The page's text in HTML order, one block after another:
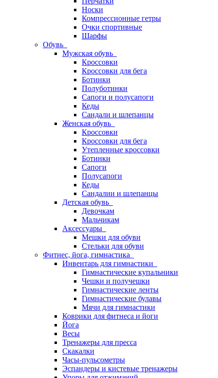
Носки
Компрессионные гетры
Очки спортивные
Шарфы
Обувь
Мужская обувь
Кроссовки
Кроссовки для бега
Ботинки
Полуботинки
Сапоги и полусапоги
Кеды
Сандали и шлепанцы
Женская обувь
Кроссовки
Кроссовки для бега
Утепленные кроссовки
Ботинки
Сапоги
Полусапоги
Кеды
Сандалии и шлепанцы
Детская обувь
Девочкам
Мальчикам
Аксессуары
Мешки для обуви
Стельки для обуви
Фитнес, йога, гимнастика
Инвентарь для гимнастики
Гимнастические купальники
Чешки и получешки
Гимнастические ленты
Гимнастические булавы
Мячи для гимнастики
Коврики для фитнеса и йоги
Йога
Весы
Тренажеры для пресса
Скакалки
Часы-пульсометры
Эспандеры и кистевые тренажеры